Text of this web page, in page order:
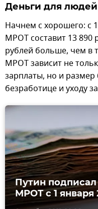
Деньги для людей
Начнем с хорошего: с
МРОТ составит 13 890
рублей больше, чем в
МРОТ зависит не
зарплаты, но и
безработице и уходу
Путин
МРОТ с 1 января